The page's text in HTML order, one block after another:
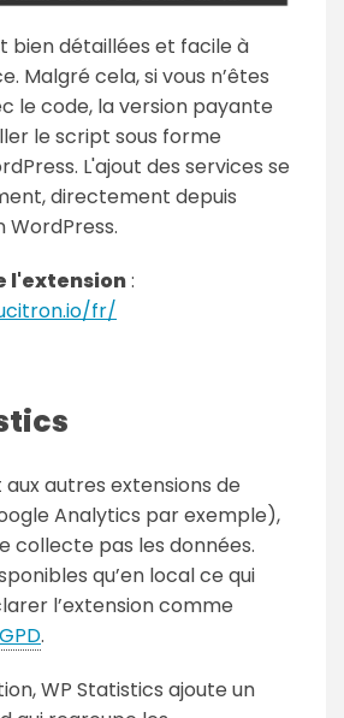
bien détaillées et facile à
Malgré cela, si vous n’êtes
le code, la version payante
le script sous forme
L'ajout des services se
directement depuis
WordPress.
l'extension:
fr/
autres extensions de
Analytics par exemple),
collecte pas les données.
qu’en local ce qui
l’extension comme
.
WP Statistics ajoute un